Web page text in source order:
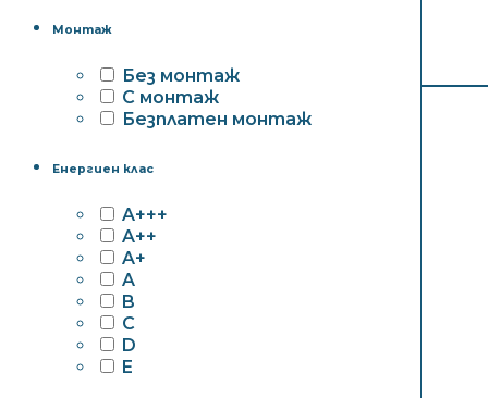
Монтаж
Без монтаж
С монтаж
Безплатен монтаж
Енергиен клас
A+++
A++
A+
A
B
C
D
E